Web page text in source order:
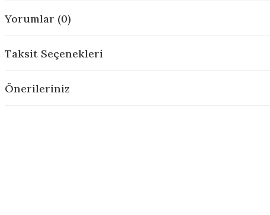
Yorumlar (0)
Taksit Seçenekleri
Önerileriniz